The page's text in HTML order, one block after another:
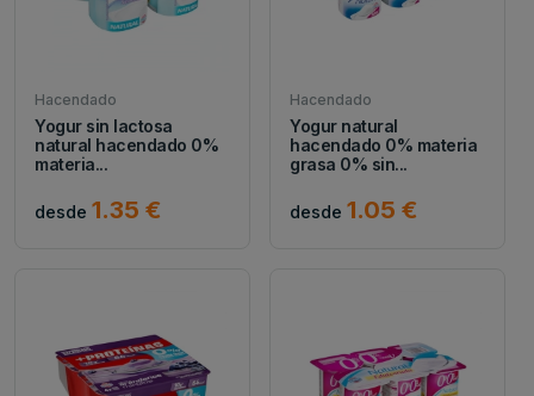
Hacendado
Yogur sin lactosa
natural hacendado 0%
materia...
desde 1.35 €
Hacendado
Yogur natural
hacendado 0% materia
grasa 0% sin...
desde 1.05 €